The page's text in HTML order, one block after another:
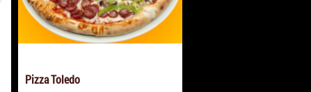
Pizza Toledo